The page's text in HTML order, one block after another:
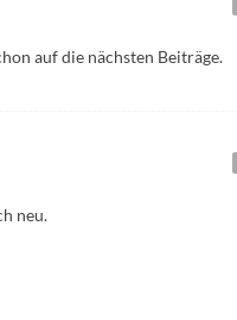
auf die nächsten Beiträge.
neu.